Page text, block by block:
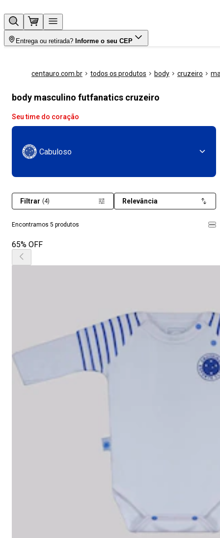
Entrega ou retirada? Informe o seu CEP
centauro.com.br todos os produtos body cruzeiro
body masculino futfanatics cruzeiro
Seu time do coração
Cabuloso
Encontramos 5 produtos
Filtrar (4) Relevância
65% OFF